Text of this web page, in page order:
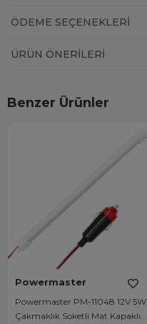
ÖDEME SEÇENEKLERI
ÜRÜN ÖNERILERI
Benzer Ürünler
Powermaster
Powermaster PM-11048 12V 5W
Çakmaklık Soketli Mat Kapaklı